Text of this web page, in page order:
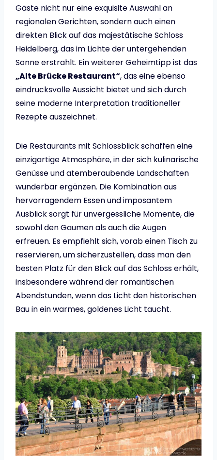
Gäste nicht nur eine exquisite Auswahl an
regionalen Gerichten, sondern auch einen
direkten Blick auf das majestätische Schloss
Heidelberg, das im Lichte der untergehenden
Sonne erstrahlt. Ein weiterer Geheimtipp ist das
„Alte Brücke Restaurant“, das eine ebenso
eindrucksvolle Aussicht bietet und sich durch
seine moderne Interpretation traditioneller
Rezepte auszeichnet.
Die Restaurants mit Schlossblick schaffen eine
einzigartige Atmosphäre, in der sich kulinarische
Genüsse und atemberaubende Landschaften
wunderbar ergänzen. Die Kombination aus
hervorragendem Essen und imposantem
Ausblick sorgt für unvergessliche Momente, die
sowohl den Gaumen als auch die Augen
erfreuen. Es empfiehlt sich, vorab einen Tisch zu
reservieren, um sicherzustellen, dass man den
besten Platz für den Blick auf das Schloss erhält,
insbesondere während der romantischen
Abendstunden, wenn das Licht den historischen
Bau in ein warmes, goldenes Licht taucht.